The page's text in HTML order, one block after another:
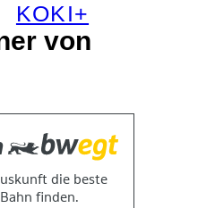
KOKI+
von